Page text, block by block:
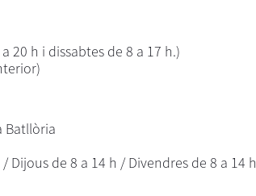
20 h i dissabtes de 8 a 17 h.)
Batllòria
Dijous de 8 a 14 h / Divendres de 8 a 14 h